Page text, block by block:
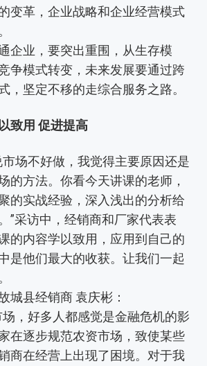
变革，企业战略和企业经营模式
业，要突出重围，从生存模
争模式转变，未来发展要通过跨
，坚定不移的走综合服务之路。
致用 促进提高
场不好做，我觉得主要原因还是
的方法。你看今天讲课的老师，
的实战经验，深入浅出的分析给
”采访中，经销商和厂家代表表
的内容学以致用，应用到自己的
是他们最大的收获。让我们一起
县经销商 袁庆彬：
，好多人都感觉是金融危机的影
在逐步规范农资市场，致使某些
商在经营上出现了困境。对于我